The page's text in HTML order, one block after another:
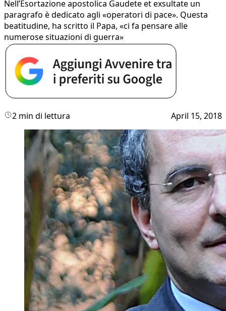
Nell’Esortazione apostolica Gaudete et exsultate un
paragrafo è dedicato agli «operatori di pace». Questa
beatitudine, ha scritto il Papa, «ci fa pensare alle
numerose situazioni di guerra»
2 min di lettura April 15, 2018